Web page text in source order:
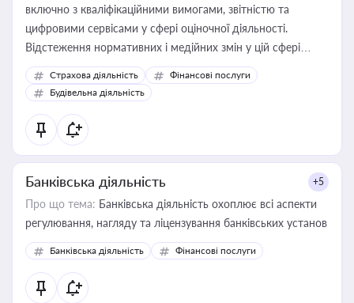
включно з кваліфікаційними вимогами, звітністю та
цифровими сервісами у сфері оціночної діяльності.
Відстеження нормативних і медійних змін у цій сфері
корисне для власника бізнесу, керівника, юриста або
бухгалтера під час оподаткування, приватизації, оренди
державного майна, корпоративних угод і перевірки
статусу суб'єктів оціночної діяльності
Страхова діяльність
Фінансові послуги
Будівельна діяльність
Банківська діяльність +5
Про що тема: Банківська діяльність охоплює всі аспекти
регулювання, нагляду та ліцензування банківських установ
Банківська діяльність Фінансові послуги